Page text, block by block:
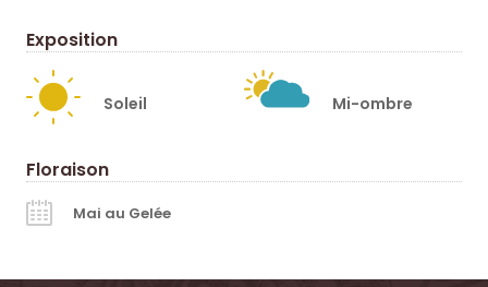
Exposition
Soleil Mi-ombre
Floraison
Mai au Gelée